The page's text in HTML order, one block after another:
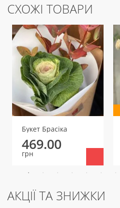
СХОЖІ ТОВАРИ
Букет Брасіка
469.00
грн
АКЦІЇ ТА ЗНИЖКИ